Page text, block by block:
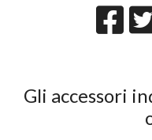
Gli accessori